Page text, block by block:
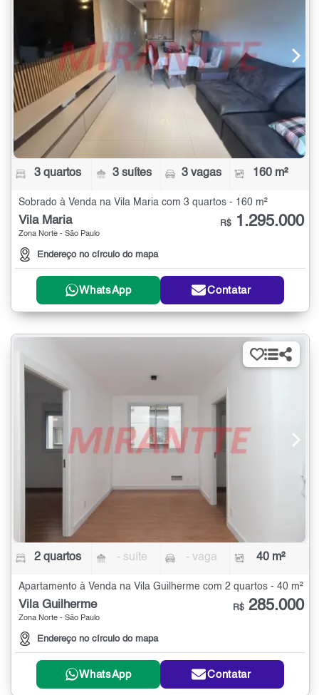
3 quartos 3 suítes 3 vagas 160 m²
Sobrado à Venda na Vila Maria com 3 quartos - 160 m²
Vila Maria
Zona Norte - São Paulo
Endereço no círculo do mapa
R$ 1.295.000
WhatsApp Contatar
2 quartos - suíte - vaga 40 m²
Apartamento à Venda na Vila Guilherme com 2 quartos - 40 m²
Vila Guilherme
Zona Norte - São Paulo
Endereço no círculo do mapa
R$ 285.000
WhatsApp Contatar